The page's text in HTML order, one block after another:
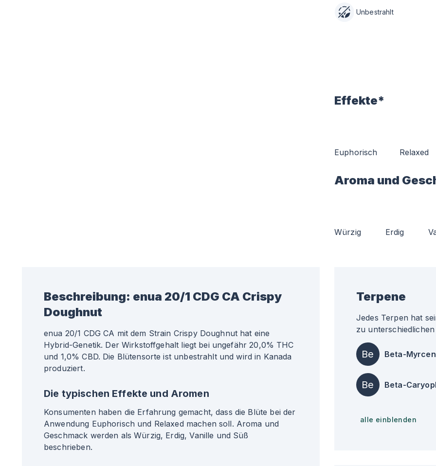
Unbestrahlt
Effekte*
Euphorisch Relaxed
Aroma und
Würzig Erdig
Beschreibung: enua 20/1 CDG CA Crispy
Doughnut
enua 20/1 CDG CA mit dem Strain Crispy Doughnut hat eine
Hybrid-Genetik. Der Wirkstoffgehalt liegt bei ungefähr 20,0% THC
und 1,0% CBD. Die Blütensorte ist unbestrahlt und wird in Kanada
produziert.
Die typischen Effekte und Aromen
Konsumenten haben die Erfahrung gemacht, dass die Blüte bei der
Anwendung Euphorisch und Relaxed machen soll. Aroma und
Geschmack werden als Würzig, Erdig, Vanille und Süß
beschrieben.
Terpene
Jedes Terpen hat
zu
Be Beta-Myrcen
Be Beta-
alle einblenden